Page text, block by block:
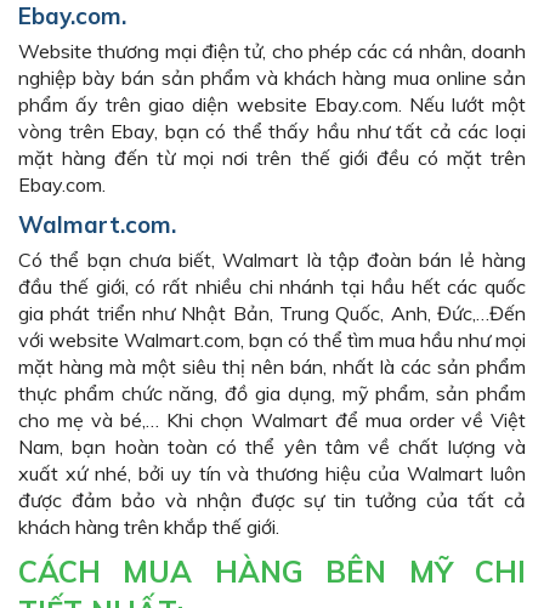
Ebay.com.
Website thương mại điện tử, cho phép các cá nhân, doanh
nghiệp bày bán sản phẩm và khách hàng mua online sản
phẩm ấy trên giao diện website Ebay.com. Nếu lướt một
vòng trên Ebay, bạn có thể thấy hầu như tất cả các loại
mặt hàng đến từ mọi nơi trên thế giới đều có mặt trên
Ebay.com.
Walmart.com.
Có thể bạn chưa biết, Walmart là tập đoàn bán lẻ hàng
đầu thế giới, có rất nhiều chi nhánh tại hầu hết các quốc
gia phát triển như Nhật Bản, Trung Quốc, Anh, Đức,…Đến
với website Walmart.com, bạn có thể tìm mua hầu như mọi
mặt hàng mà một siêu thị nên bán, nhất là các sản phẩm
thực phẩm chức năng, đồ gia dụng, mỹ phẩm, sản phẩm
cho mẹ và bé,… Khi chọn Walmart để mua order về Việt
Nam, bạn hoàn toàn có thể yên tâm về chất lượng và
xuất xứ nhé, bởi uy tín và thương hiệu của Walmart luôn
được đảm bảo và nhận được sự tin tưởng của tất cả
khách hàng trên khắp thế giới.
CÁCH MUA HÀNG BÊN MỸ CHI